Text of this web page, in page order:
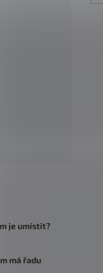
je umístit?
má řadu